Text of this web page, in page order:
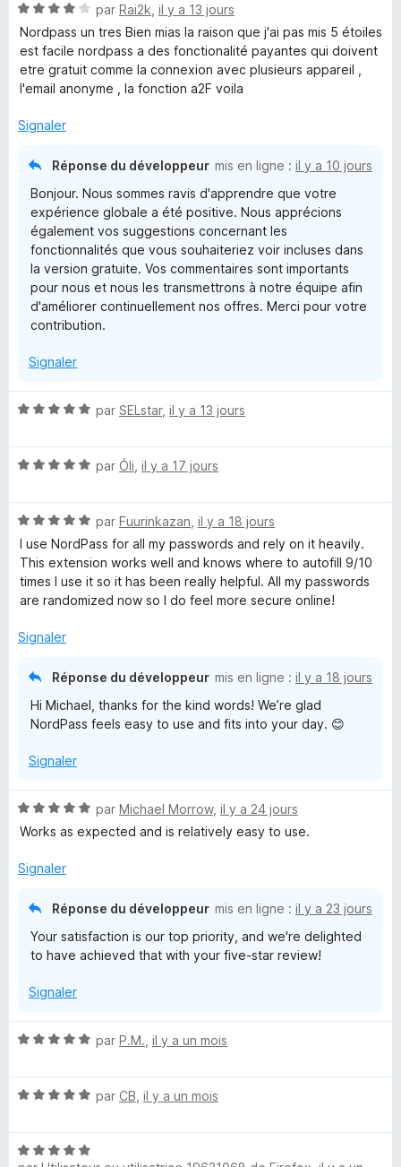
w
o
r
d
M
a
n
a
g
e
r
&
D
i
g
i
t
a
l
V
a
u
l
t
5
4
s
u
r
5
N
o
t
é
4
u
par Rai2k il y a 13 jours
Nordpass un tres Bien mias la raison que j'ai pas mis 5 étoiles
est facile nordpass a des fonctionalité payantes qui doivent
etre gratuit comme la connexion avec plusieurs appareil ,
l'email anonyme , la fonction a2F voila
Signaler
Réponse du développeur mis en ligne : il y a 10 jours
Bonjour. Nous sommes ravis d'apprendre que votre
expérience globale a été positive. Nous apprécions
également vos suggestions concernant les
fonctionnalités que vous souhaiteriez voir incluses dans
la version gratuite. Vos commentaires sont importants
pour nous et nous les transmettrons à notre équipe afin
d'améliorer continuellement nos offres. Merci pour votre
contribution.
Signaler
N
é
u
r
5
par SELstar, il y a 13 jours
N
é
5
s
u
r
par Óli il y a 17 jours
N
o
t
é
5
u
par Fuurinkazan il y a 18 jours
I use NordPass for all my passwords and rely on it heavily.
This extension works well and knows where to autofill 9/10
times I use it so it has been really helpful. All my passwords
are randomized now so I do feel more secure online!
Signaler
Réponse du développeur mis en ligne : il y a 18 jours
Hi Michael, thanks for the kind words! We’re glad
NordPass feels easy to use and fits into your day. 😊
Signaler
N
o
é
par Michael Morrow, il y a 24 jours
Works as expected and is relatively easy to use.
Signaler
Réponse du développeur mis en ligne : il y a 23 jours
Your satisfaction is our top priority, and we're delighted
to have achieved that with your five-star review!
Signaler
N
é
u
par P.M. il y a un mois
N
é
par CB il y a un mois
N